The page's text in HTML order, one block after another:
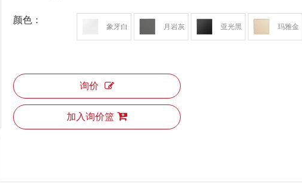
颜色：
象牙白 月岩灰 亚光黑 玛雅金
询价
加入询价篮